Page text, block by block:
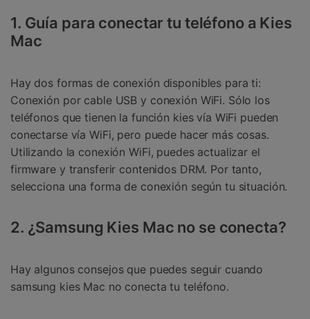
1. Guía para conectar tu teléfono a Kies
Mac
Hay dos formas de conexión disponibles para ti:
Conexión por cable USB y conexión WiFi. Sólo los
teléfonos que tienen la función kies vía WiFi pueden
conectarse vía WiFi, pero puede hacer más cosas.
Utilizando la conexión WiFi, puedes actualizar el
firmware y transferir contenidos DRM. Por tanto,
selecciona una forma de conexión según tu situación.
2. ¿Samsung Kies Mac no se conecta?
Hay algunos consejos que puedes seguir cuando
samsung kies Mac no conecta tu teléfono.